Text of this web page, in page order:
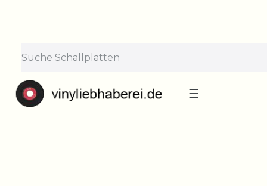
Bestellungen nehmen wir gerne entgegen —
der Versand startet wieder ab Montag, 31.
☰